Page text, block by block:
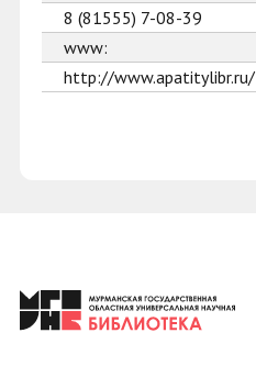
8 (81555) 7-08-39
www:
http://www.apatitylibr.ru/